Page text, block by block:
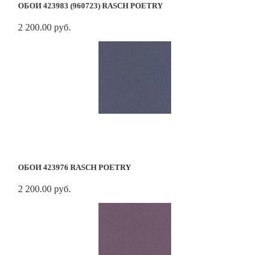
ОБОИ 423983 (960723) RASCH POETRY
2 200.00 руб.
ОБОИ 423976 RASCH POETRY
2 200.00 руб.